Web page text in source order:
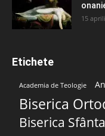
15
Etichete
Academia de Teologie
Biserica
Biserica